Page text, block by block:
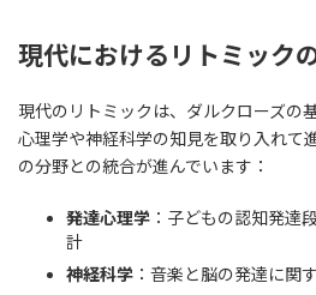
現代におけるリトミック
現代のリトミックは、ダルクローズの
心理学や神経科学の知見を取り入れて
の分野との統合が進んでいます：
発達心理学 ：子どもの認知発達
計
神経科学 ：音楽と脳の発達に関